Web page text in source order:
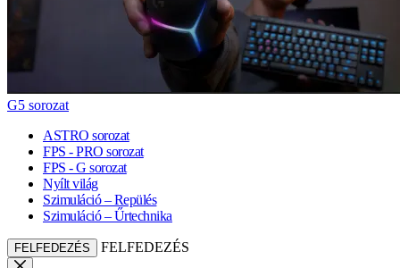
G5 sorozat
ASTRO sorozat
FPS - PRO sorozat
FPS - G sorozat
Nyílt világ
Szimuláció – Repülés
Szimuláció – Űrtechnika
FELFEDEZÉS FELFEDEZÉS